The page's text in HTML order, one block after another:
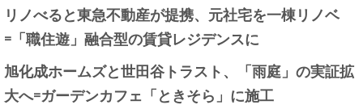
リノべると東急不動産が提携、元社宅を一棟リノベ
=「職住遊」融合型の賃貸レジデンスに
旭化成ホームズと世田谷トラスト、「雨庭」の実証拡
大へ=ガーデンカフェ「ときそら」に施工